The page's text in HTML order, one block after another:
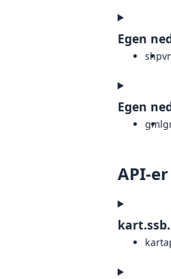
Egen
shp
Egen
gml
API-